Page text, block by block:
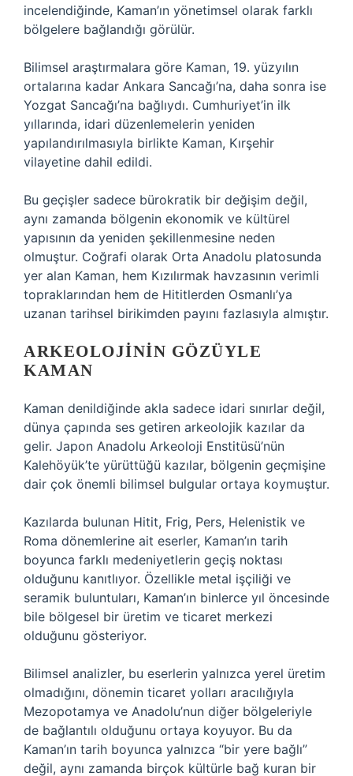
incelendiğinde, Kaman’ın yönetimsel olarak farklı
bölgelere bağlandığı görülür.
Bilimsel araştırmalara göre Kaman, 19. yüzyılın
ortalarına kadar Ankara Sancağı’na, daha sonra ise
Yozgat Sancağı’na bağlıydı. Cumhuriyet’in ilk
yıllarında, idari düzenlemelerin yeniden
yapılandırılmasıyla birlikte Kaman, Kırşehir
vilayetine dahil edildi.
Bu geçişler sadece bürokratik bir değişim değil,
aynı zamanda bölgenin ekonomik ve kültürel
yapısının da yeniden şekillenmesine neden
olmuştur. Coğrafi olarak Orta Anadolu platosunda
yer alan Kaman, hem Kızılırmak havzasının verimli
topraklarından hem de Hititlerden Osmanlı’ya
uzanan tarihsel birikimden payını fazlasıyla almıştır.
ARKEOLOJININ GÖZÜYLE
KAMAN
Kaman denildiğinde akla sadece idari sınırlar değil,
dünya çapında ses getiren arkeolojik kazılar da
gelir. Japon Anadolu Arkeoloji Enstitüsü’nün
Kalehöyük’te yürüttüğü kazılar, bölgenin geçmişine
dair çok önemli bilimsel bulgular ortaya koymuştur.
Kazılarda bulunan Hitit, Frig, Pers, Helenistik ve
Roma dönemlerine ait eserler, Kaman’ın tarih
boyunca farklı medeniyetlerin geçiş noktası
olduğunu kanıtlıyor. Özellikle metal işçiliği ve
seramik buluntuları, Kaman’ın binlerce yıl öncesinde
bile bölgesel bir üretim ve ticaret merkezi
olduğunu gösteriyor.
Bilimsel analizler, bu eserlerin yalnızca yerel üretim
olmadığını, dönemin ticaret yolları aracılığıyla
Mezopotamya ve Anadolu’nun diğer bölgeleriyle
de bağlantılı olduğunu ortaya koyuyor. Bu da
Kaman’ın tarih boyunca yalnızca “bir yere bağlı”
değil, aynı zamanda birçok kültürle bağ kuran bir